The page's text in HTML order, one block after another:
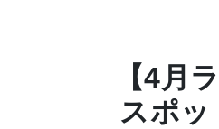
【4月
スポッ